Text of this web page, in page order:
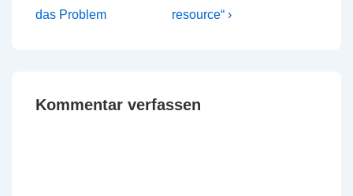
ist
das Problem
ist
resource“ ›
Kommentar verfassen